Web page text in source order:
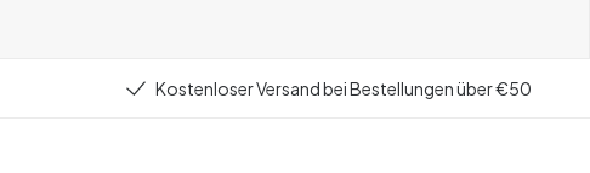
Kostenloser Versand bei Bestellungen über €50